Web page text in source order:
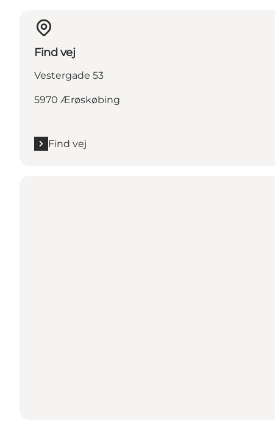
Find vej
Vestergade 53
5970 Ærøskøbing
Find vej